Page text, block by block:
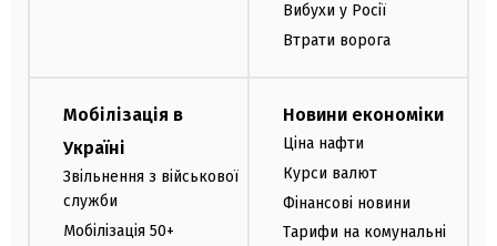
Вибухи у Росії
Втрати ворога
Мобілізація в
Україні
Звільнення з військової
служби
Мобілізація 50+
Новини економіки
Ціна нафти
Курси валют
Фінансові новини
Тарифи на комунальні